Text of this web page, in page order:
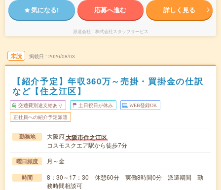
気になる! 応募へ進む 詳しく見る
派遣会社 株式会社スタッフサービス
未読 掲載日 2026/08/03
【紹介予定】年収360万～売掛・買掛金の仕訳
など【住之江区】
交通費別途支給あり 土日祝日が休み WEB登録OK
正社員への紹介予定派遣
勤務地 大阪府大阪市住之江区
コスモスクエア駅から徒歩7分
曜日頻度 月～金
時間
8：30～17：30 休憩60分 実働8時間0分 派遣期間 勤
務時間相談可